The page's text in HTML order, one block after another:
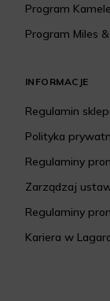
Program
Program Miles
INFORMACJE
Regulamin
Polityka
Regulaminy
Zarządzaj
Regulaminy
Kariera w